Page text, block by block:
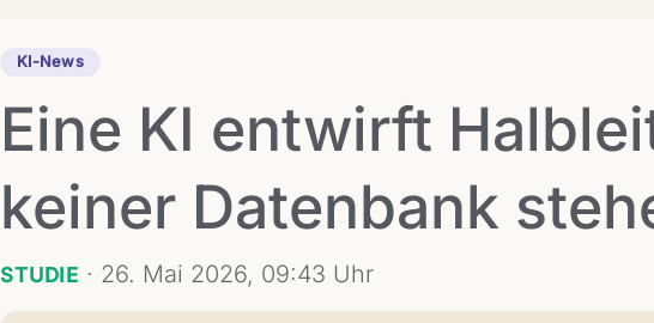
KI-News
Eine KI entwirft
keiner Datenbank
STUDIE · 26. Mai 2026, 09:43 Uhr